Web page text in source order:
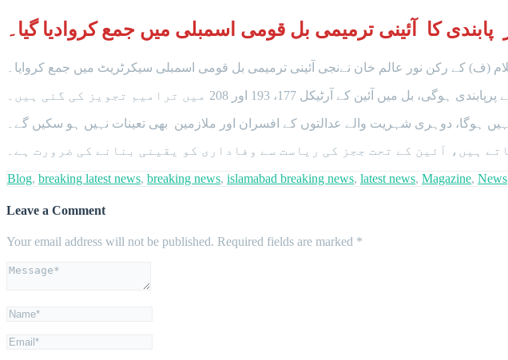
کا آئینی ترمیمی بل قومی اسمبلی میں جمع کروادیا گیا۔
(ف) کے رکن نور عالم خان نےنجی آئینی ترمیمی بل قومی اسمبلی سیکرٹریٹ میں جمع کروایا۔
177، 193 اور 208 میں ترامیم تجویز کی گئی ہیں۔
دوہری شہریت والے عدالتوں کے افسران اور ملازمین بھی تعینات نہیں ہو سکیں گے۔
ہیں، آئین کے تحت ججز کی ریاست سے وفاداری کو یقینی بنانے کی ضرورت ہے۔
Blog, breaking latest news, breaking news, islamabad breaking news, latest news, Magazine, News
Leave a Comment
Your email address will not be published. Required fields are marked *